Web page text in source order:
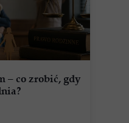
– co zrobić, gdy